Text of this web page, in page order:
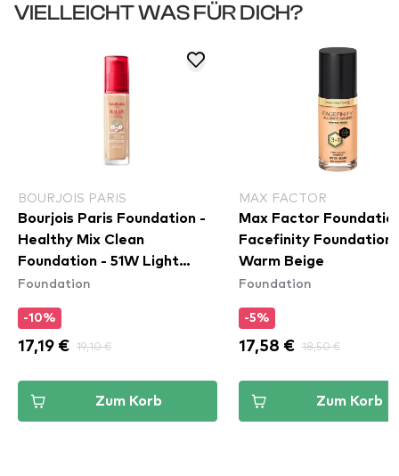
VIELLEICHT WAS FÜR DICH?
BOURJOIS PARIS
Bourjois Paris Foundation -
Healthy Mix Clean
Foundation - 51W Light
Vanilla
Foundation
-10%
17,19 € 19,10 €
Zum Korb
MAX FACTOR
Max Factor
Facefinity Foundation
Warm Beige
Foundation
-5%
17,58 € 18,50 €
Zum Korb